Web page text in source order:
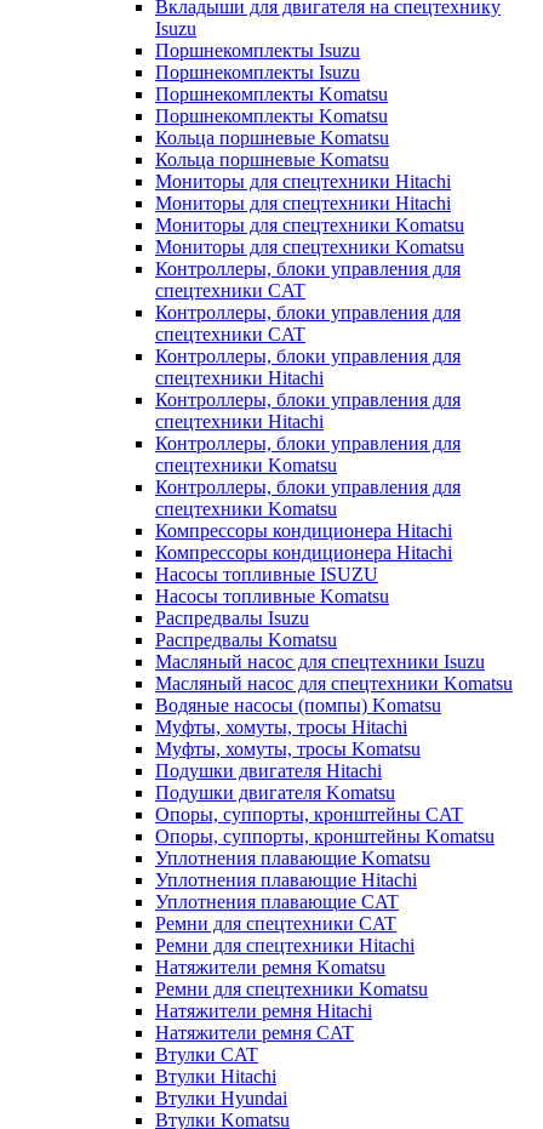
Вкладыши для двигателя на спецтехнику
Isuzu
Поршнекомплекты Isuzu
Поршнекомплекты Isuzu
Поршнекомплекты Komatsu
Поршнекомплекты Komatsu
Кольца поршневые Komatsu
Кольца поршневые Komatsu
Мониторы для спецтехники Hitachi
Мониторы для спецтехники Hitachi
Мониторы для спецтехники Komatsu
Мониторы для спецтехники Komatsu
Контроллеры, блоки управления для
спецтехники CAT
Контроллеры, блоки управления для
спецтехники CAT
Контроллеры, блоки управления для
спецтехники Hitachi
Контроллеры, блоки управления для
спецтехники Hitachi
Контроллеры, блоки управления для
спецтехники Komatsu
Контроллеры, блоки управления для
спецтехники Komatsu
Компрессоры кондиционера Hitachi
Компрессоры кондиционера Hitachi
Насосы топливные ISUZU
Насосы топливные Komatsu
Распредвалы Isuzu
Распредвалы Komatsu
Масляный насос для спецтехники Isuzu
Масляный насос для спецтехники Komatsu
Водяные насосы (помпы) Komatsu
Муфты, хомуты, тросы Hitachi
Муфты, хомуты, тросы Komatsu
Подушки двигателя Hitachi
Подушки двигателя Komatsu
Опоры, суппорты, кронштейны CAT
Опоры, суппорты, кронштейны Komatsu
Уплотнения плавающие Komatsu
Уплотнения плавающие Hitachi
Уплотнения плавающие CAT
Ремни для спецтехники CAT
Ремни для спецтехники Hitachi
Натяжители ремня Komatsu
Ремни для спецтехники Komatsu
Натяжители ремня Hitachi
Натяжители ремня CAT
Втулки CAT
Втулки Hitachi
Втулки Hyundai
Втулки Komatsu